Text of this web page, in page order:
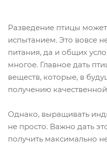
Разведение птицы
испытанием. Это вовсе
питания, да и общих
многое. Главное дать
веществ, которые, в
получению
Однако, выращивать
не просто. Важно дать
получить максимально